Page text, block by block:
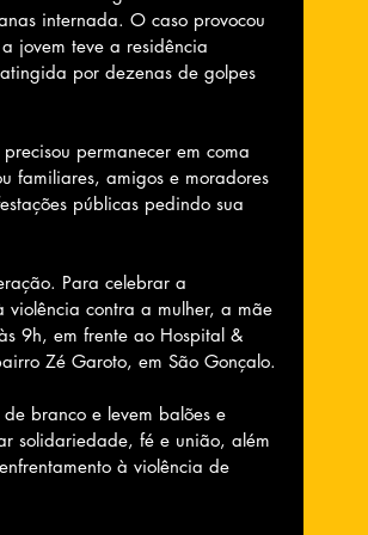
internada. O caso provocou
jovem teve a residência
por dezenas de golpes
permanecer em coma
familiares, amigos e moradores
públicas pedindo sua
Para celebrar a
contra a mulher, a mãe
9h, em frente ao Hospital &
Zé Garoto, em São Gonçalo.
branco e levem balões e
solidariedade, fé e união, além
à violência de